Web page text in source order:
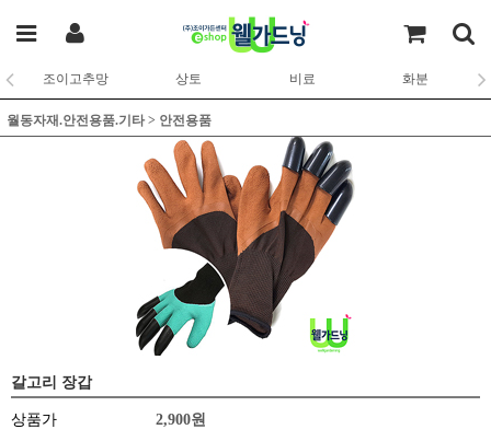
조이고추망 상토 비료 화분
월동자재.안전용품.기타> 안전용품
갈고리 장갑
상품가 2,900원